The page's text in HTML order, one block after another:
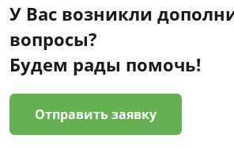
У Вас возникли
вопросы?
Будем рады помочь!
Отправить заявку